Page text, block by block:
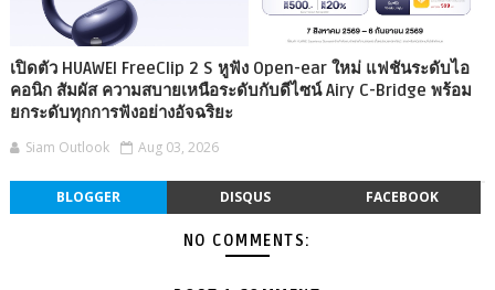
เปิดตัว HUAWEI FreeClip 2 S หูฟัง Open-ear ใหม่ แฟชันระดับไอ
คอนิก สัมผัส ความสบายเหนือระดับกับดีไซน์ Airy C-Bridge พร้อม
ยกระดับทุกการฟังอย่างอัจฉริยะ
Siam Outlook Aug 03, 2026
BLOGGER DISQUS FACEBOOK
NO COMMENTS: